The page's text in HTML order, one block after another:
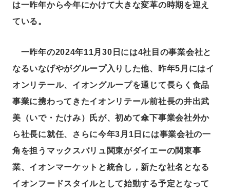
は一昨年から今年にかけて大きな変革の時期を迎え
ている。
一昨年の2024年11月30日には4社目の事業会社と
なるいなげやがグループ入りした他、昨年5月にはイ
オンリテール、イオングループを通じて長らく食品
事業に携わってきたイオンリテール前社長の井出武
美（いで・たけみ）氏が、初めて傘下事業会社外か
ら社長に就任、さらに今年3月1日には事業会社の一
角を担うマックスバリュ関東がダイエーの関東事
業、イオンマーケットと統合し，新たな社名となる
イオンフードスタイルとして始動する予定となって